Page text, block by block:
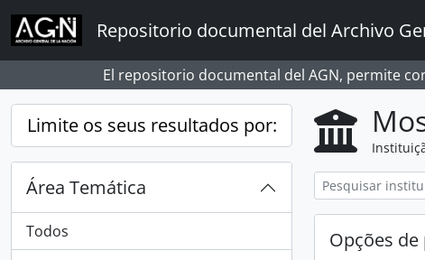
Skip to main content
Repositorio documental del Archivo
El repositorio documental del AGN, permite
Limite os seus resultados por:
Área Temática
Todos
Opções de